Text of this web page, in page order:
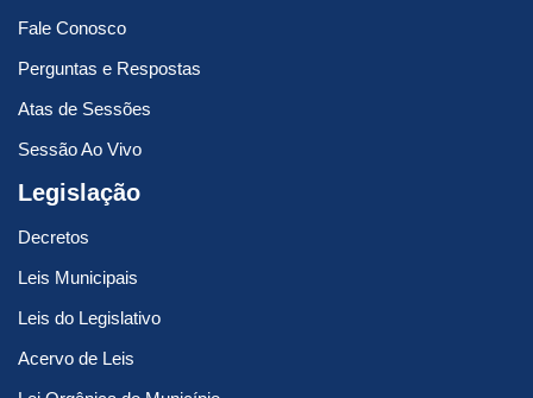
Fale Conosco
Perguntas e Respostas
Atas de Sessões
Sessão Ao Vivo
Legislação
Decretos
Leis Municipais
Leis do Legislativo
Acervo de Leis